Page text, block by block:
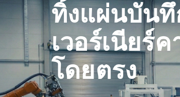
ทิ้งแผ่นบันทึ
เวอร์เนียร์
โดยตรง